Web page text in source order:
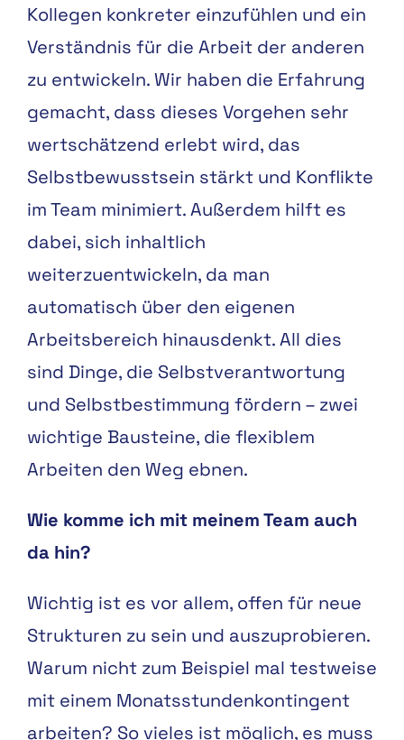
Kollegen konkreter einzufühlen und ein
Verständnis für die Arbeit der anderen
zu entwickeln. Wir haben die Erfahrung
gemacht, dass dieses Vorgehen sehr
wertschätzend erlebt wird, das
Selbstbewusstsein stärkt und Konflikte
im Team minimiert. Außerdem hilft es
dabei, sich inhaltlich
weiterzuentwickeln, da man
automatisch über den eigenen
Arbeitsbereich hinausdenkt. All dies
sind Dinge, die Selbstverantwortung
und Selbstbestimmung fördern – zwei
wichtige Bausteine, die flexiblem
Arbeiten den Weg ebnen.
Wie komme ich mit meinem Team auch
da hin?
Wichtig ist es vor allem, offen für neue
Strukturen zu sein und auszuprobieren.
Warum nicht zum Beispiel mal testweise
mit einem Monatsstundenkontingent
arbeiten? So vieles ist möglich, es muss